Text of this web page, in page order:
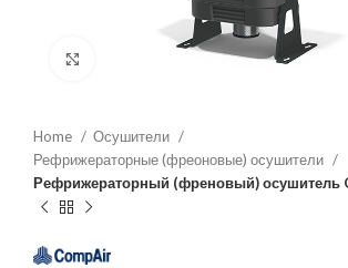
Home
Осушители
Рефрижераторные (фреоновые) осушители
Рефрижераторный (френовый) осушитель